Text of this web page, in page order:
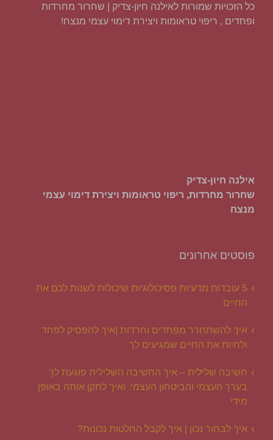
כל הזכויות שמורות לאילנה חיון-צדיק | שחרור מחרדות
ופחדים , ריפוי טראומות ויצירת דימוי עצמי מנצח!
אילנה חיון-צדיק
שחרור מחרדות, ריפוי טראומות ויצירת דימוי עצמי
מנצח
פוסטים אחרונים
5 עובדות מדעיות פסיכולוגיות שיכולות לשנות לכם את
החיים
איך להשתחרר מפחדים וחרדות |איך להפסיק לפחד
ולחיות את החיים שמגיעים לך
חשיבה שלילית – איך החשיבה השלילית פוגעת לך
בערך העצמי והביטחון העצמי. ואיך לתקן אותה באופן
מידי
איך לבחור נכון | איך לקבל החלטות נכונות?